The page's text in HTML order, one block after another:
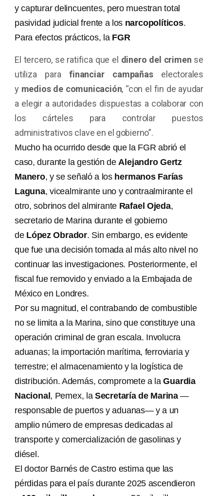
y capturar delincuentes, pero muestran total
pasividad judicial frente a los narcopolíticos.
Para efectos prácticos, la FGR
El tercero, se ratifica que el dinero del crimen se
utiliza parafinanciar campañaselectorales
y medios de comunicación, “con el fin de ayudar
a elegir a autoridades dispuestas a colaborar con
los cárteles para controlar puestos
administrativos clave en el gobierno”.
Mucho ha ocurrido desde que la FGR abrió el
caso, durante la gestión de Alejandro Gertz
Manero, y se señaló a los hermanos Farías
Laguna, vicealmirante uno y contraalmirante el
otro, sobrinos del almirante Rafael Ojeda,
secretario de Marina durante el gobierno
de López Obrador. Sin embargo, es evidente
que fue una decisión tomada al más alto nivel no
continuar las investigaciones. Posteriormente, el
fiscal fue removido y enviado a la Embajada de
México en Londres.
Por su magnitud, el contrabando de combustible
no se limita a la Marina, sino que constituye una
operación criminal de gran escala. Involucra
aduanas; la importación marítima, ferroviaria y
terrestre; el almacenamiento y la logística de
distribución. Además, compromete a la Guardia
Nacional , Pemex, la Secretaría de Marina —
responsable de puertos y aduanas— y a un
amplio número de empresas dedicadas al
transporte y comercialización de gasolinas y
diésel.
El doctor Barnés de Castro estima que las
pérdidas para el país durante 2025 ascendieron